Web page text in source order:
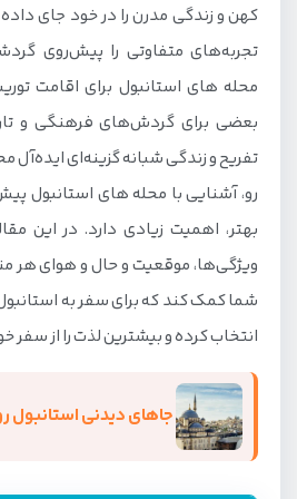
کهن و زندگی مدرن را در خود جای
تجربه‌های متفاوتی را پیش‌روی
محله های استانبول برای اقامت
بعضی برای گردش‌های فرهنگی و
تفریح و زندگی شبانه گزینه‌ای
رو، آشنایی با محله های استانبول
بهتر، اهمیت زیادی دارد. در این
ویژگی‌ها، موقعیت و حال و هوای هر
شما کمک کند که برای سفر به
انتخاب کرده و بیشترین لذت را از سفر
جاهای دیدنی استانبول